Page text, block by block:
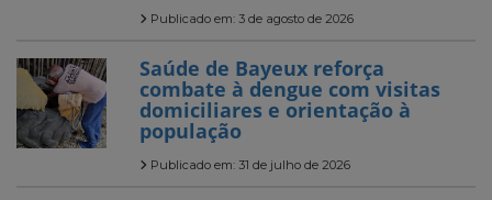
Publicado em: 3 de agosto de 2026
Saúde de Bayeux reforça
combate à dengue com visitas
domiciliares e orientação à
população
Publicado em: 31 de julho de 2026